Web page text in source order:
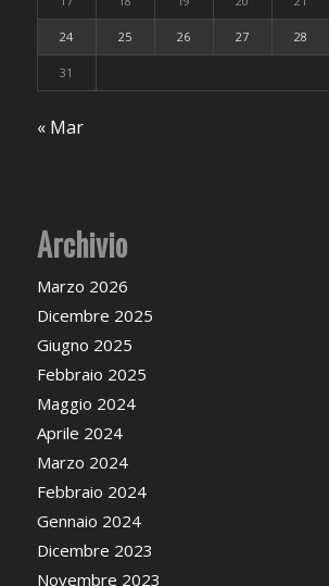
24 25 26 27 28
31
« Mar
Archivio
Marzo 2026
Dicembre 2025
Giugno 2025
Febbraio 2025
Maggio 2024
Aprile 2024
Marzo 2024
Febbraio 2024
Gennaio 2024
Dicembre 2023
Novembre 2023